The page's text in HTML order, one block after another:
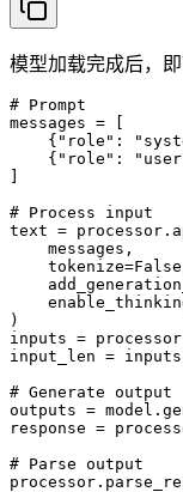
模型加载完成后，即
# Prompt
messages = [
{"role":
{"role":
]
# Process input
text =
    messages,
)
inputs =
input_len =
# Generate output
outputs =
response =
# Parse output